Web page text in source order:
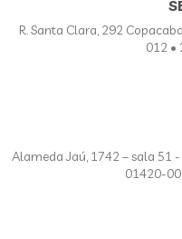
R. Santa Clara, 292
012 •
Alameda Jaú, 1742 – sala 51
01420-